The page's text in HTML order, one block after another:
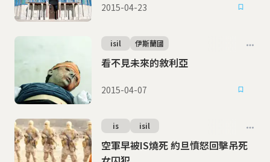
2015-04-23
看不見未來的敘利亞
isil 伊斯蘭國
2015-04-07
空軍早被IS燒死 約旦憤怒回擊吊死
is isil